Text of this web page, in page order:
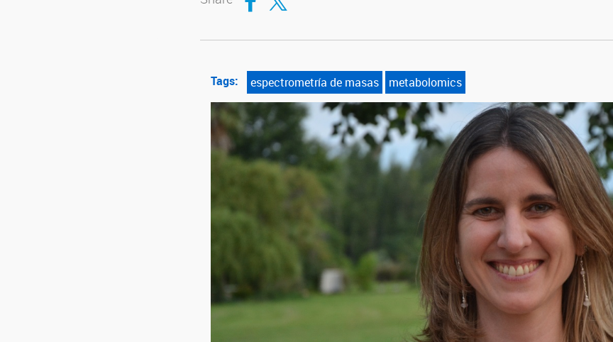
Tags: espectrometría de masas metabolomics